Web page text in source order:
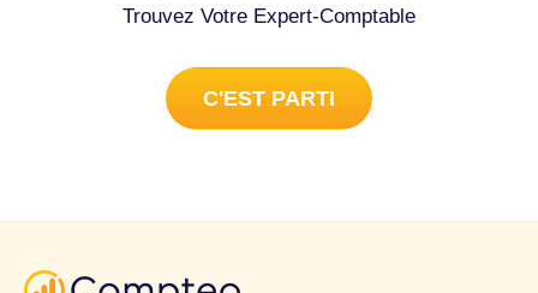
Trouvez Votre Expert-Comptable
C'EST PARTI